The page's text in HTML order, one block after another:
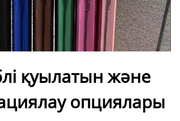
қуылатын және
опциялары